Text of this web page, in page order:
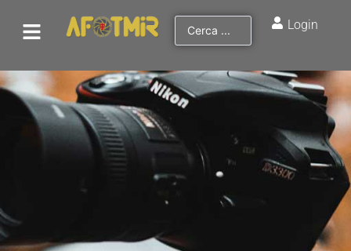
Login